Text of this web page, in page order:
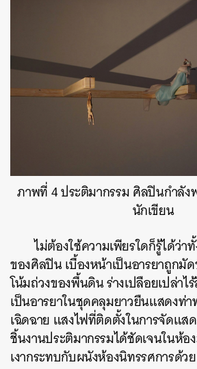
ภาพที่ 4 ประติมากรรม ศิลปินกำลัง
นักเขียน
ไม่ต้องใช้ความเพียรใดก็รู้ได้ว่า
ของศิลปิน เบื้องหน้าเป็นอารยาถูกมั
โน้มถ่วงของพื้นดิน ร่างเปลือยเปล่าไ
เป็นอารยาในชุดคลุมยาวยืนแสดงท่า
เฉิดฉาย แสงไฟที่ติดตั้งในการจัดแส
ชิ้นงานประติมากรรมได้ชัดเจนในห้อ
เงากระทบกับผนังห้องนิทรรศการด้วย